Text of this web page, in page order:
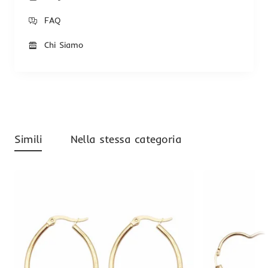
FAQ
Chi Siamo
Simili Nella stessa categoria